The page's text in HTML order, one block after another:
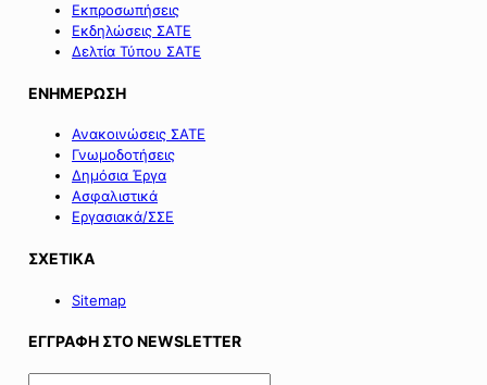
Εκπροσωπήσεις
Εκδηλώσεις ΣΑΤΕ
Δελτία Τύπου ΣΑΤΕ
ΕΝΗΜΕΡΩΣΗ
Ανακοινώσεις ΣΑΤΕ
Γνωμοδοτήσεις
Δημόσια Έργα
Ασφαλιστικά
Εργασιακά/ΣΣΕ
ΣΧΕΤΙΚΑ
Sitemap
ΕΓΓΡΑΦΗ ΣΤΟ NEWSLETTER